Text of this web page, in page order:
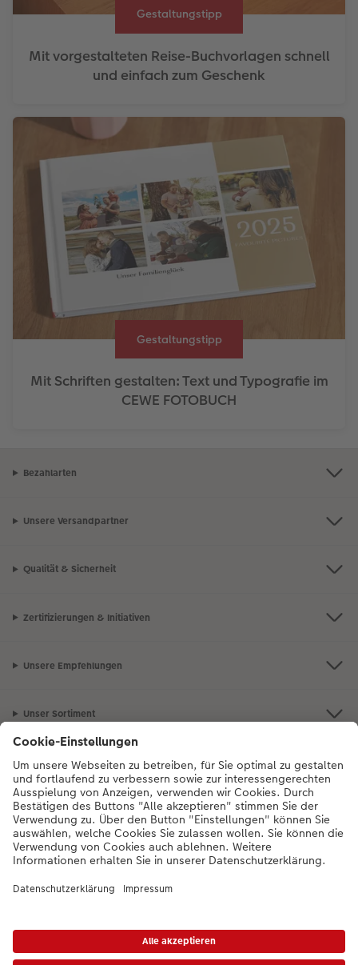
Gestaltungstipp
Mit vorgestalteten Reise-Buchvorlagen schnell
und einfach zum Geschenk
Gestaltungstipp
Mit Schriften gestalten: Text und Typografie im
CEWE FOTOBUCH
Bezahlarten
Unsere Versandpartner
Qualität & Sicherheit
Zertifizierungen & Initiativen
Unsere Empfehlungen
Unser Sortiment
Service
Mehr zum CEWE Fotoservice
Bei Fragen zu Produkten oder der Bestellung können Sie uns gern anrufen:
0043-1-4360043Mo. bis Sa.: 8:00 – 20:00 Uhr und So.: 10:00 – 18:00